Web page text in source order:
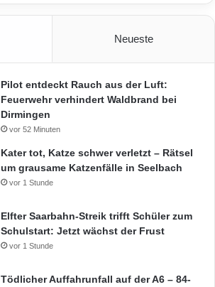
Neueste
Pilot entdeckt Rauch aus der Luft:
Feuerwehr verhindert Waldbrand bei
Dirmingen
vor 52 Minuten
Kater tot, Katze schwer verletzt – Rätsel
um grausame Katzenfälle in Seelbach
vor 1 Stunde
Elfter Saarbahn-Streik trifft Schüler zum
Schulstart: Jetzt wächst der Frust
vor 1 Stunde
Tödlicher Auffahrunfall auf der A6 – 84-